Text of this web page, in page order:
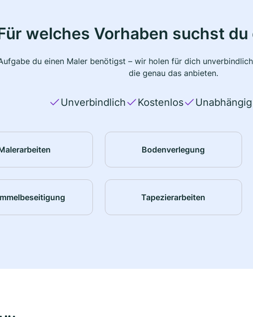
welches Vorhaben suchst du
du einen Maler benötigst – wir holen für dich
die genau das anbieten.
Unverbindlich Kostenlos Unabhängig
Bodenverlegung
Tapezierarbeiten